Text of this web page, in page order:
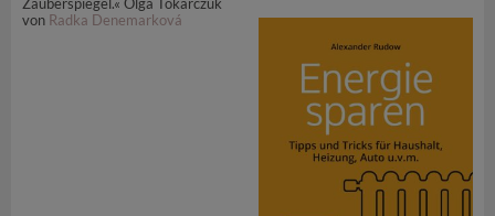
von Radka Denemarková